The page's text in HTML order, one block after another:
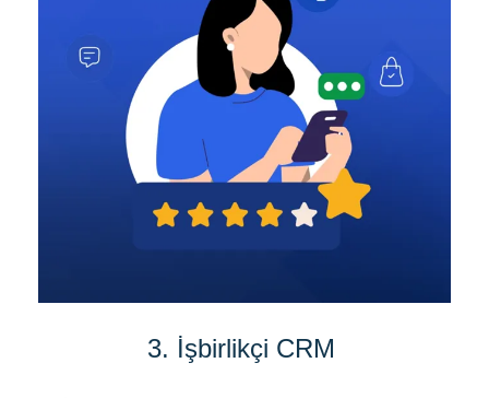
3. İşbirlikçi CRM